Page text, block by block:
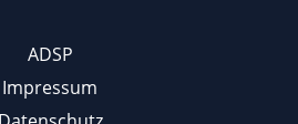
ADSP
Impressum